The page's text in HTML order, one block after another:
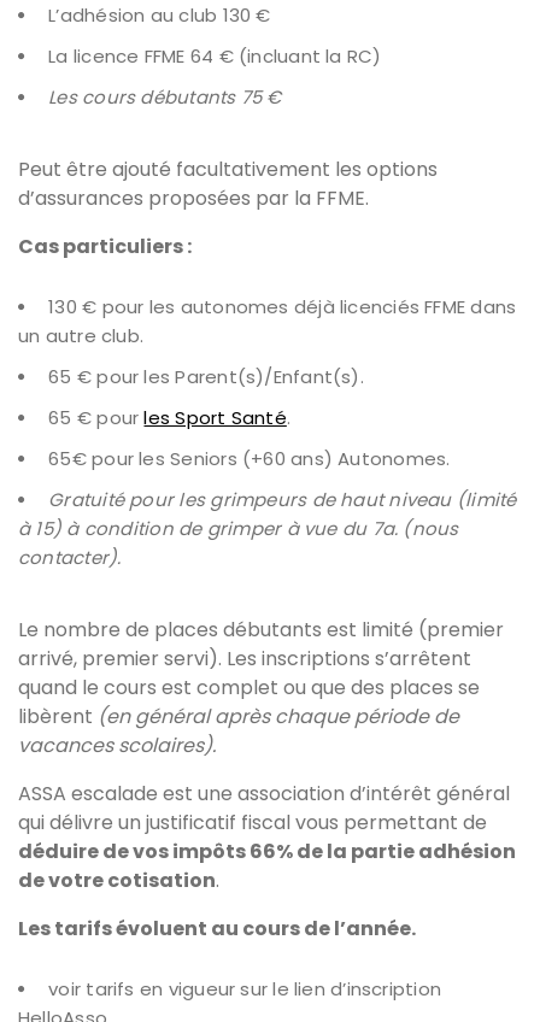
L’adhésion au club 130 €
La licence FFME 64 € (incluant la RC)
Les cours débutants 75 €
Peut être ajouté facultativement les options
d’assurances proposées par la FFME.
Cas particuliers :
130 € pour les autonomes déjà licenciés FFME dans
un autre club.
65 € pour les Parent(s)/Enfant(s).
65 € pourles Sport Santé.
65€ pour les Seniors (+60 ans) Autonomes.
Gratuité pour les grimpeurs de haut niveau (limité
à 15) à condition de grimper à vue du 7a. (nous
contacter).
Le nombre de places débutants est limité (premier
arrivé, premier servi). Les inscriptions s’arrêtent
quand le cours est complet ou que des places se
libèrent (en général après chaque période de
vacances scolaires).
ASSA escalade est une association d’intérêt général
qui délivre un justificatif fiscal vous permettant de
déduire de vos impôts 66% de la partie adhésion
de votre cotisation.
Les tarifs évoluent au cours de l’année.
voir tarifs en vigueur sur le lien d’inscription